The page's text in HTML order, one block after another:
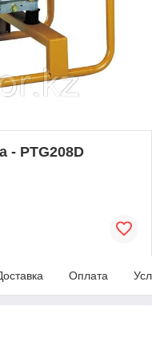
- PTG208D
Оплата